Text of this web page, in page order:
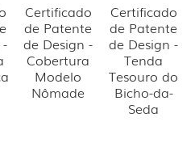
Certificado
de Patente
de Design -
Cobertura
Modelo
Nômade
Certificado
de Patente
de Design -
Tenda
Tesouro do
Bicho-da-
Seda